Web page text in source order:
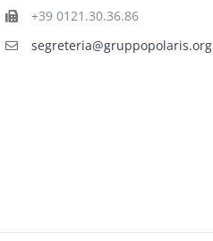
+39 0121.30.36.86
segreteria@gruppopolaris.org